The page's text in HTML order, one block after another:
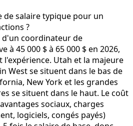
de salaire typique pour un
?
d'un coordinateur de
à 45 000 $ à 65 000 $ en 2026,
l'expérience. Utah et la majeure
West se situent dans le bas de
New York et les grandes
se situent dans le haut. Le coût
sociaux, charges
logiciels, congés payés)